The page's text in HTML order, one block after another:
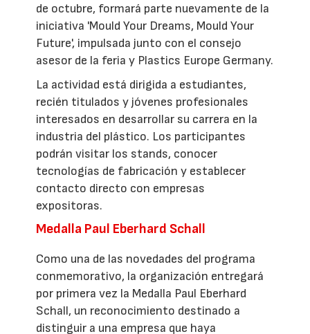
de octubre, formará parte nuevamente de la
iniciativa 'Mould Your Dreams, Mould Your
Future', impulsada junto con el consejo
asesor de la feria y Plastics Europe Germany.
La actividad está dirigida a estudiantes,
recién titulados y jóvenes profesionales
interesados en desarrollar su carrera en la
industria del plástico. Los participantes
podrán visitar los stands, conocer
tecnologías de fabricación y establecer
contacto directo con empresas
expositoras.
Medalla Paul Eberhard Schall
Como una de las novedades del programa
conmemorativo, la organización entregará
por primera vez la Medalla Paul Eberhard
Schall, un reconocimiento destinado a
distinguir a una empresa que haya